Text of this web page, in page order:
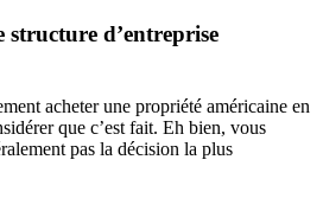
d’entreprise
acheter une propriété américaine en
que c’est fait. Eh bien, vous
pas la décision la plus